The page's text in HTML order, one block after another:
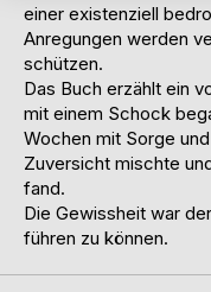
einer existenziell
Anregungen werden
schützen.
Das Buch erzählt ein
mit einem Schock
Wochen mit Sorge
Zuversicht mischte
fand.
Die Gewissheit war
führen zu können.